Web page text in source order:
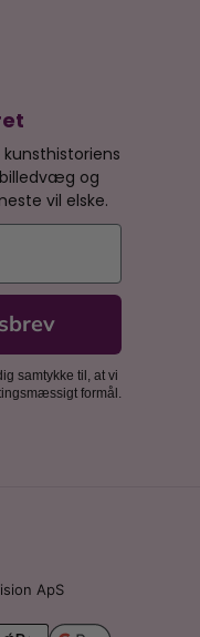
og
vil elske.
samtykke til, at vi
formål.
ApS